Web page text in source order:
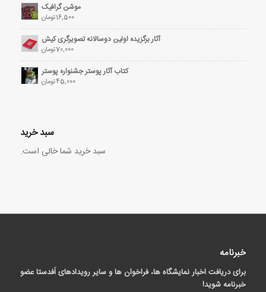
موشن گرافیک
16,500تومان
آثار برگزیده اولین دوسالانه تصویرگری کیش
70,000تومان
کتاب آثار پوستر جشنواره پوستر
45,000تومان
سبد خرید
سبد خرید شما خالی است.
خبرنامه
برای دریافت اخبار نمایشگاه ها، فراخوان ها و سایر رویدادهای اَفدستا عضو
خبرنامه شوید!